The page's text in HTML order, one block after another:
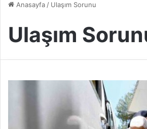
Anasayfa/ Ulaşım Sorunu
Ulaşım